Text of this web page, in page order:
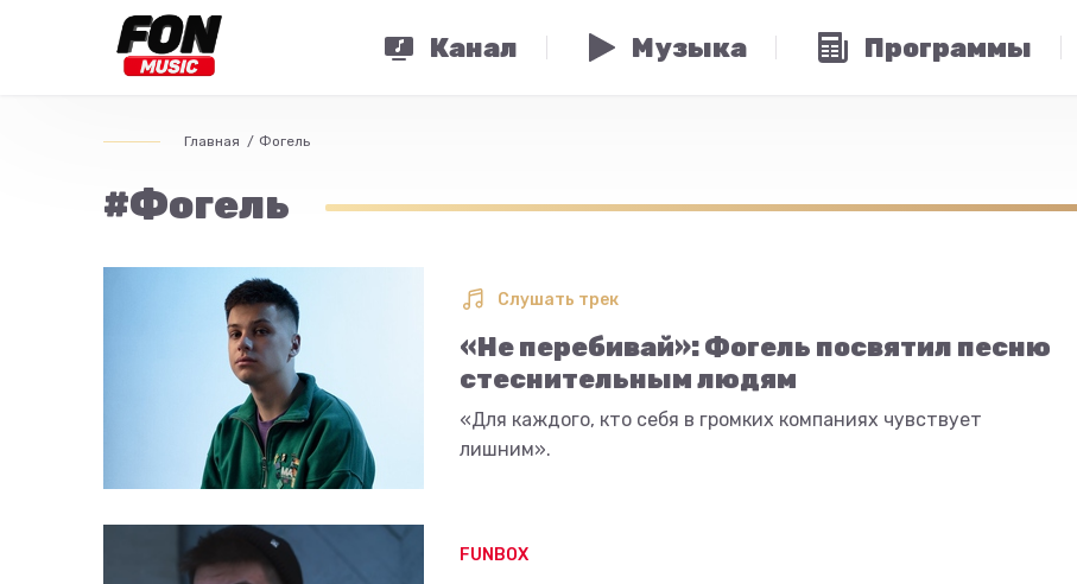
Канал Музыка Программы
Главная Фогель
#Фогель
Слушать трек
«Не перебивай»: Фогель посвятил песню
стеснительным людям
«Для каждого, кто себя в громких компаниях чувствует
лишним».
FUNBOX